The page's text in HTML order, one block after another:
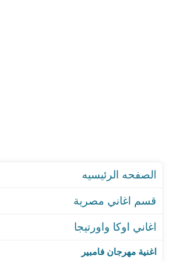
اغنية مهرجان فامبير
اغنية مهرجان فامبير
اغنية مهرجان طيب ليه كده
اغنية مهرجان ملوك اللعبة -